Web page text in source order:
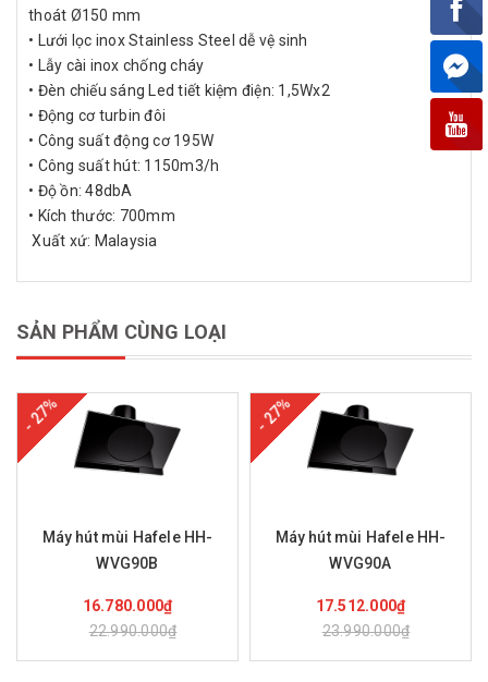
thoát Ø150 mm
• Lưới lọc inox Stainless Steel dễ vệ sinh
• Lẫy cài inox chống cháy
• Đèn chiếu sáng Led tiết kiệm điện: 1,5Wx2
• Động cơ turbin đôi
• Công suất động cơ 195W
• Công suất hút: 1150m3/h
• Độ ồn: 48dbA
• Kích thước: 700mm
Xuất xứ: Malaysia
SẢN PHẨM CÙNG LOẠI
- 27%
Máy hút mùi Hafele HH-
WVG90B
16.780.000₫
22.990.000₫
- 27%
Máy hút mùi Hafele HH-
WVG90A
17.512.000₫
23.990.000₫